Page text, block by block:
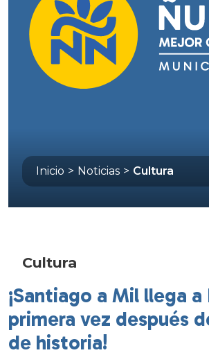
Inicio > Noticias > Cultura
Cultura
¡Santiago a Mil llega
primera vez después
de historia!